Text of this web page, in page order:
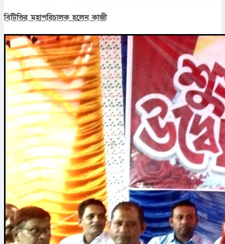
বিটিভির মহাপরিচালক হলেন কাজী